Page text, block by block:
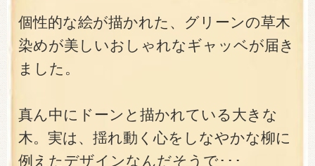
個性的な絵が描かれた、グリーンの草木
染めが美しいおしゃれなギャッベが届き
ました。
真ん中にドーンと描かれている大きな
木。実は、揺れ動く心をしなやかな柳に
例えたデザインなんだそうで･･･